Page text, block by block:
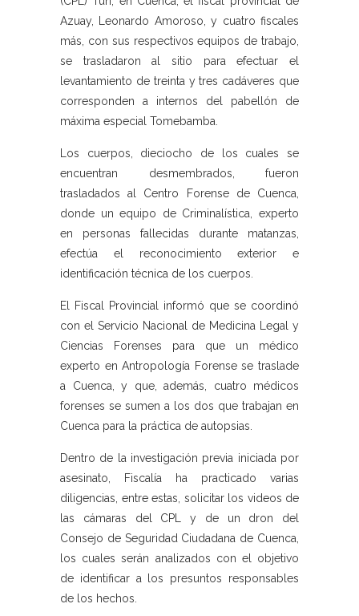
Azuay, Leonardo Amoroso, y cuatro fiscales
más, con sus respectivos equipos de trabajo,
se trasladaron al sitio para efectuar el
levantamiento de treinta y tres cadáveres que
corresponden a internos del pabellón de
máxima especial Tomebamba.
Los cuerpos, dieciocho de los cuales se
encuentran desmembrados, fueron
trasladados al Centro Forense de Cuenca,
donde un equipo de Criminalística, experto
en personas fallecidas durante matanzas,
efectúa el reconocimiento exterior e
identificación técnica de los cuerpos.
El Fiscal Provincial informó que se coordinó
con el Servicio Nacional de Medicina Legal y
Ciencias Forenses para que un médico
experto en Antropología Forense se traslade
a Cuenca, y que, además, cuatro médicos
forenses se sumen a los dos que trabajan en
Cuenca para la práctica de autopsias.
Dentro de la investigación previa iniciada por
asesinato, Fiscalía ha practicado varias
diligencias, entre estas, solicitar los videos de
las cámaras del CPL y de un dron del
Consejo de Seguridad Ciudadana de Cuenca,
los cuales serán analizados con el objetivo
de identificar a los presuntos responsables
de los hechos.